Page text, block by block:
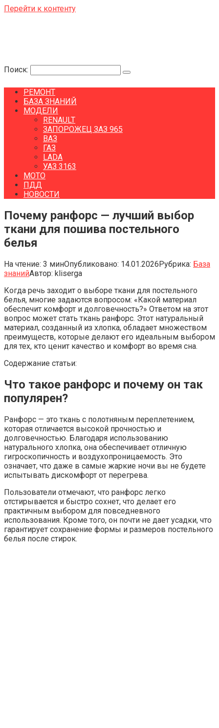
Перейти к контенту
Поиск:
РЕМОНТ
БАЗА ЗНАНИЙ
МОДЕЛИ
RENAULT
ЗАПОРОЖЕЦ ЗАЗ 965
ВАЗ
ГАЗ
LADA
УАЗ 3163
МОТО
ПДД
НОВОСТИ
Почему ранфорс — лучший выбор
ткани для пошива постельного
белья
На чтение: 3 минОпубликовано: 14.01.2026Рубрика: База
знанийАвтор: kliserga
Когда речь заходит о выборе ткани для постельного
белья, многие задаются вопросом: «Какой материал
обеспечит комфорт и долговечность?» Ответом на этот
вопрос может стать ткань ранфорс. Этот натуральный
материал, созданный из хлопка, обладает множеством
преимуществ, которые делают его идеальным выбором
для тех, кто ценит качество и комфорт во время сна.
Содержание статьи:
Что такое ранфорс и почему он так
популярен?
Ранфорс — это ткань с полотняным переплетением,
которая отличается высокой прочностью и
долговечностью. Благодаря использованию
натурального хлопка, она обеспечивает отличную
гигроскопичность и воздухопроницаемость. Это
означает, что даже в самые жаркие ночи вы не будете
испытывать дискомфорт от перегрева.
Пользователи отмечают, что ранфорс легко
отстирывается и быстро сохнет, что делает его
практичным выбором для повседневного
использования. Кроме того, он почти не дает усадки, что
гарантирует сохранение формы и размеров постельного
белья после стирок.